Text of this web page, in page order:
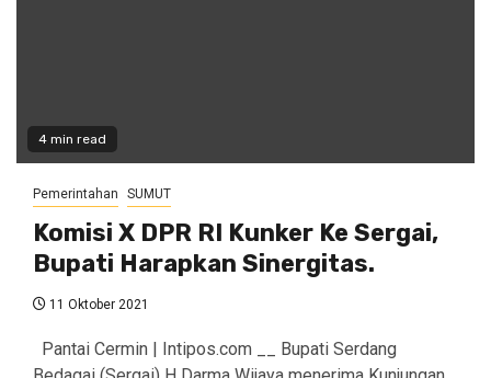
4 min read
Pemerintahan SUMUT
Komisi X DPR RI Kunker Ke Sergai,
Bupati Harapkan Sinergitas.
11 Oktober 2021
Pantai Cermin | Intipos.com __ Bupati Serdang